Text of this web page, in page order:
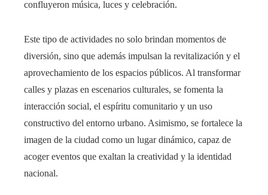
confluyeron música, luces y celebración.
Este tipo de actividades no solo brindan momentos de
diversión, sino que además impulsan la revitalización y el
aprovechamiento de los espacios públicos. Al transformar
calles y plazas en escenarios culturales, se fomenta la
interacción social, el espíritu comunitario y un uso
constructivo del entorno urbano. Asimismo, se fortalece la
imagen de la ciudad como un lugar dinámico, capaz de
acoger eventos que exaltan la creatividad y la identidad
nacional.